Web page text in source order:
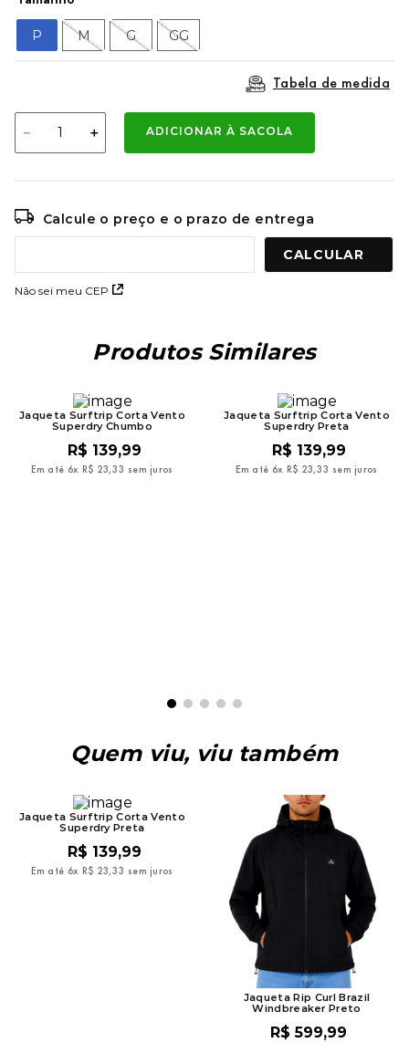
P M G GG
Tabela de medida
＋
－ ADICIONAR À SACOLA
Calcule o preço e o prazo de entrega
Não sei meu CEP
Produtos Similares
Jaqueta Surftrip Corta Vento
Superdry Chumbo
R$ 139,99
Em até 6x R$ 23,33 sem juros
Jaqueta Surftrip Corta Vento
Superdry Preta
R$ 139,99
Em até 6x R$ 23,33 sem juros
Quem viu, viu também
Jaqueta Surftrip Corta Vento
Superdry Preta
R$ 139,99
Em até 6x R$ 23,33 sem juros
Jaqueta Rip Curl Brazil
Windbreaker Preto
R$ 599,99
9º mochila oakley
10 kenner rakka